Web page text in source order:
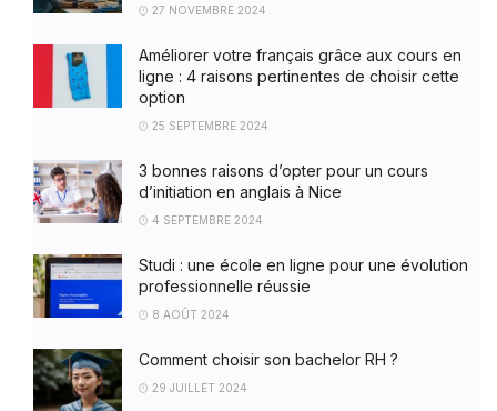
27 NOVEMBRE 2024
Améliorer votre français grâce aux cours en
ligne : 4 raisons pertinentes de choisir cette
option
25 SEPTEMBRE 2024
3 bonnes raisons d’opter pour un cours
d’initiation en anglais à Nice
4 SEPTEMBRE 2024
Studi : une école en ligne pour une évolution
professionnelle réussie
8 AOÛT 2024
Comment choisir son bachelor RH ?
29 JUILLET 2024